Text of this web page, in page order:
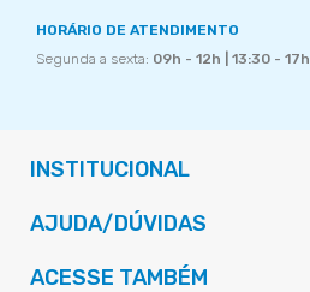
HORÁRIO DE ATENDIMENTO
Segunda a sexta: 09h - 12h | 13:30 - 17h
INSTITUCIONAL
AJUDA/DÚVIDAS
ACESSE TAMBÉM